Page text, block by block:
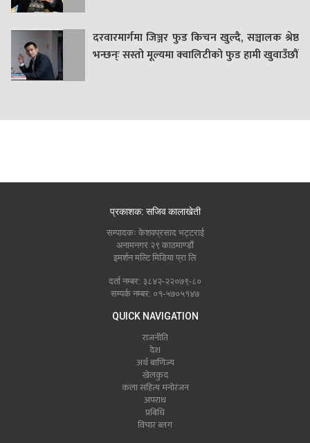
दरवारमार्गमा जिञ्जर फुड किचन खुल्दै, सञ्चालक श्रेष्ठ
भन्छन्ः सस्तो मूल्यमा क्वालिटीको फुड हामी खुवाउँछौं
प्रकाशक: सजिव कालाखेती
सम्पादकः केशवप्रसाद भट्टराई
अनामनगर २९ काठमाण्डौं
इमर्शन मल्टि मिडिया प्रा लि
दर्ता नम्बर: ३८४२-२२०७९-८०
सम्पर्क नम्बर: ०१-५७०५१४७
QUICK NAVIGATION
राजनीति
देश
अर्थ बाणिज्य
खेलकुद
कला सहित्य मनोरंजन
अपराध
प्रबिधि
विचार ब्लग